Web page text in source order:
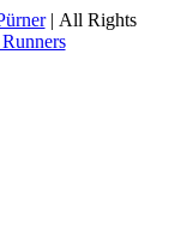
| All Rights